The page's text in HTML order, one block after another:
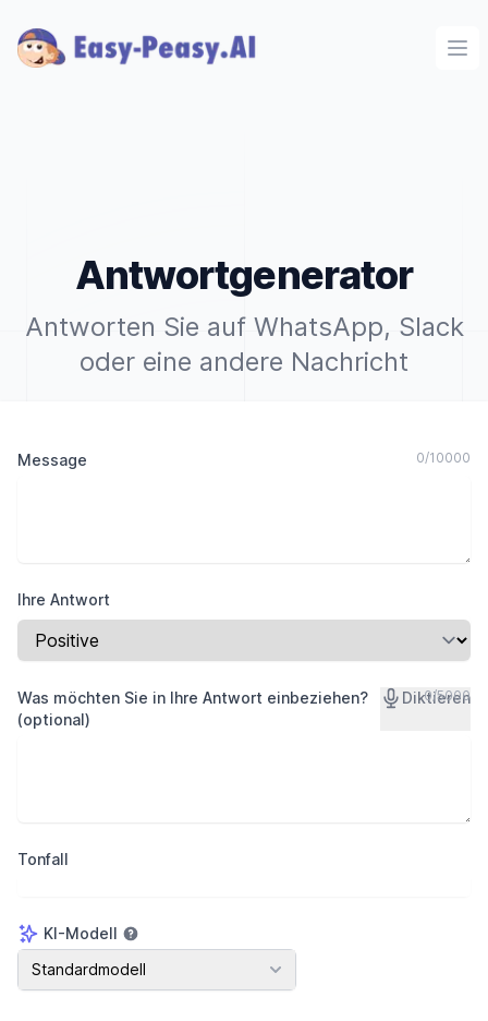
Antwortgenerator
Antworten Sie auf WhatsApp, Slack
oder eine andere Nachricht
Message 0/10000
Ihre Antwort
Was möchten Sie in Ihre Antwort einbeziehen?
(optional)
Diktieren
0/5000
Tonfall
KI-Modell
KI-Modell
Standardmodell